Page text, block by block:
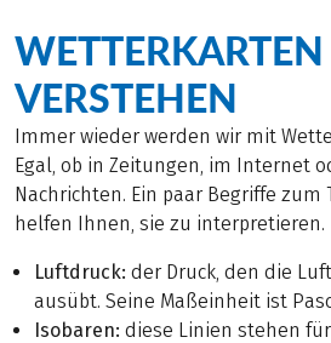
WETTERKARTEN
VERSTEHEN
Immer wieder werden wir mit
Egal, ob in Zeitungen, im Internet
Nachrichten. Ein paar Begriffe zum
helfen Ihnen, sie zu interpretieren.
Luftdruck: der Druck, den die
ausübt. Seine Maßeinheit ist
Isobaren: diese Linien stehen